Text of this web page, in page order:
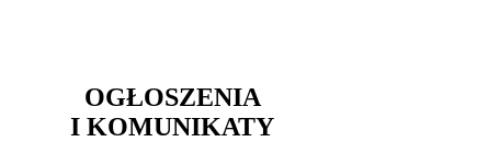
OGŁOSZENIA
I KOMUNIKATY